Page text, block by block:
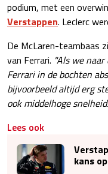
podium, met een
Verstappen. Leclerc
De McLaren-teambaas
van Ferrari. "Als we
Ferrari in de bochten
bijvoorbeeld altijd erg
ook middelhoge
Lees ook
kans